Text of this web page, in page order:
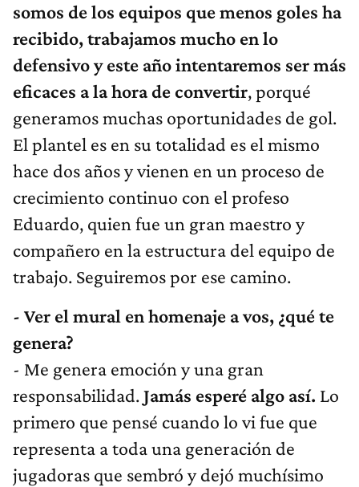
somos de los equipos que menos goles ha
recibido, trabajamos mucho en lo
defensivo y este año intentaremos ser más
eficaces a la hora de convertir, porqué
generamos muchas oportunidades de gol.
El plantel es en su totalidad es el mismo
hace dos años y vienen en un proceso de
crecimiento continuo con el profeso
Eduardo, quien fue un gran maestro y
compañero en la estructura del equipo de
trabajo. Seguiremos por ese camino.
- Ver el mural en homenaje a vos, ¿qué te
genera?
- Me genera emoción y una gran
responsabilidad.Jamás esperé algo así. Lo
primero que pensé cuando lo vi fue que
representa a toda una generación de
jugadoras que sembró y dejó muchísimo